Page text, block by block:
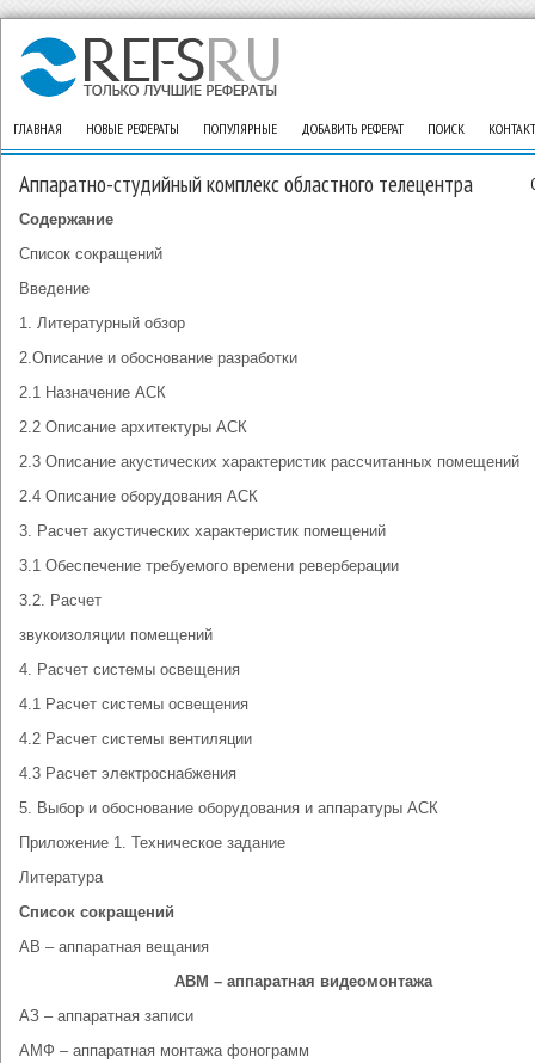
ГЛАВНАЯ НОВЫЕ РЕФЕРАТЫ ПОПУЛЯРНЫЕ ДОБАВИТЬ РЕФЕРАТ ПОИСК
Аппаратно-студийный комплекс областного телецентра
Содержание
Список сокращений
Введение
1. Литературный обзор
2.Описание и обоснование разработки
2.1 Назначение АСК
2.2 Описание архитектуры АСК
2.3 Описание акустических характеристик рассчитанных помещений
2.4 Описание оборудования АСК
3. Расчет акустических характеристик помещений
3.1 Обеспечение требуемого времени реверберации
3.2. Расчет
звукоизоляции помещений
4. Расчет системы освещения
4.1 Расчет системы освещения
4.2 Расчет системы вентиляции
4.3 Расчет электроснабжения
5. Выбор и обоснование оборудования и аппаратуры АСК
Приложение 1. Техническое задание
Литература
Список сокращений
АВ – аппаратная вещания
АВМ – аппаратная видеомонтажа
АЗ – аппаратная записи
АМФ – аппаратная монтажа фонограмм